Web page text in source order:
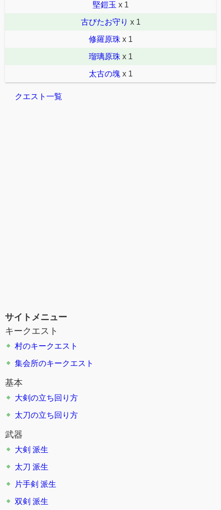
堅鎧玉 x 1
古びたお守り x 1
修羅原珠 x 1
瑠璃原珠 x 1
太古の塊 x 1
クエスト一覧
サイトメニュー
キークエスト
村のキークエスト
集会所のキークエスト
基本
大剣の立ち回り方
太刀の立ち回り方
武器
大剣 派生
太刀 派生
片手剣 派生
双剣 派生